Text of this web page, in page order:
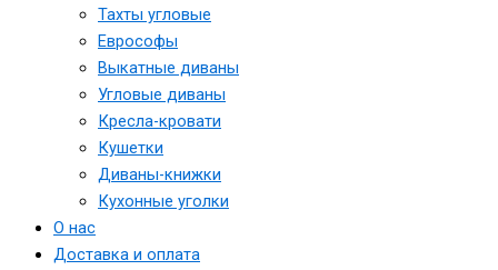
Тахты угловые
Еврософы
Выкатные диваны
Угловые диваны
Кресла-кровати
Кушетки
Диваны-книжки
Кухонные уголки
О нас
Доставка и оплата